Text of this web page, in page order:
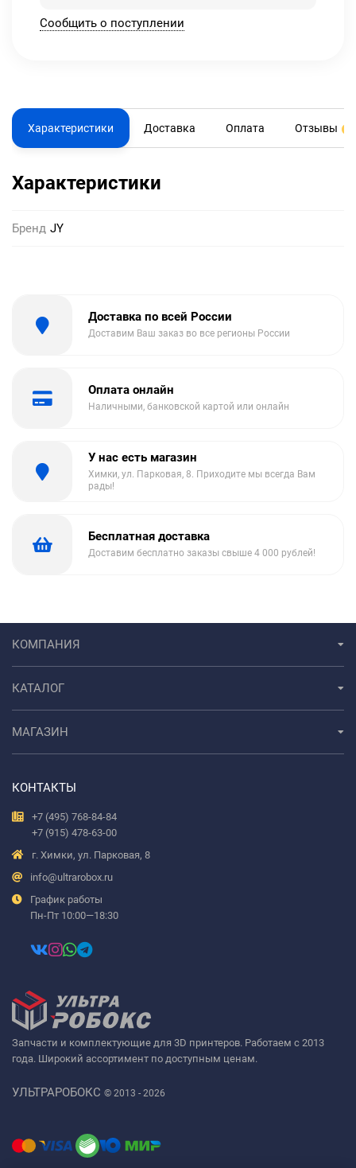
Сообщить о поступлении
Характеристики Доставка Оплата Отзывы
Характеристики
Бренд JY
Доставка по всей России
Доставим Ваш заказ во все регионы России
Оплата онлайн
Наличными, банковской картой или онлайн
У нас есть магазин
Химки, ул. Парковая, 8. Приходите мы всегда Вам
рады!
Бесплатная доставка
Доставим бесплатно заказы свыше 4 000 рублей!
Запчасти и комплектующие для 3D принтеров. Работаем с 2013
года. Широкий ассортимент по доступным ценам.
УЛЬТРАРОБОКС © 2013 - 2026
КОМПАНИЯ
КАТАЛОГ
МАГАЗИН
КОНТАКТЫ
+7 (495) 768-84-84
+7 (915) 478-63-00
г. Химки, ул. Парковая, 8
info@ultrarobox.ru
График работы
Пн-Пт 10:00—18:30